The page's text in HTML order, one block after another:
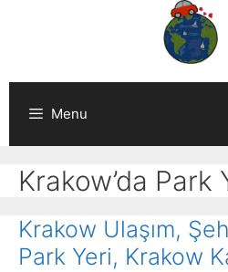
Menu
Krakow’da Park
Krakow Ulaşım,
Park Yeri, Krakow